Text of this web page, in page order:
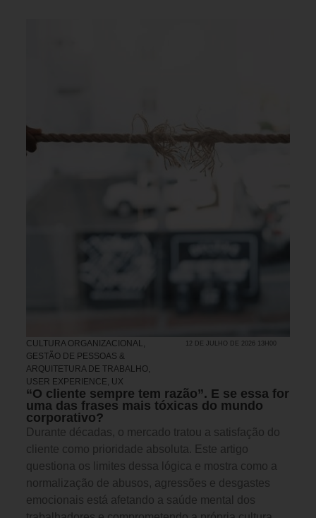
CULTURA ORGANIZACIONAL,
GESTÃO DE PESSOAS &
ARQUITETURA DE TRABALHO,
USER EXPERIENCE, UX
12 DE JULHO DE 2026 13H00
“O cliente sempre tem razão”. E se essa for
uma das frases mais tóxicas do mundo
corporativo?
Durante décadas, o mercado tratou a satisfação do
cliente como prioridade absoluta. Este artigo
questiona os limites dessa lógica e mostra como a
normalização de abusos, agressões e desgastes
emocionais está afetando a saúde mental dos